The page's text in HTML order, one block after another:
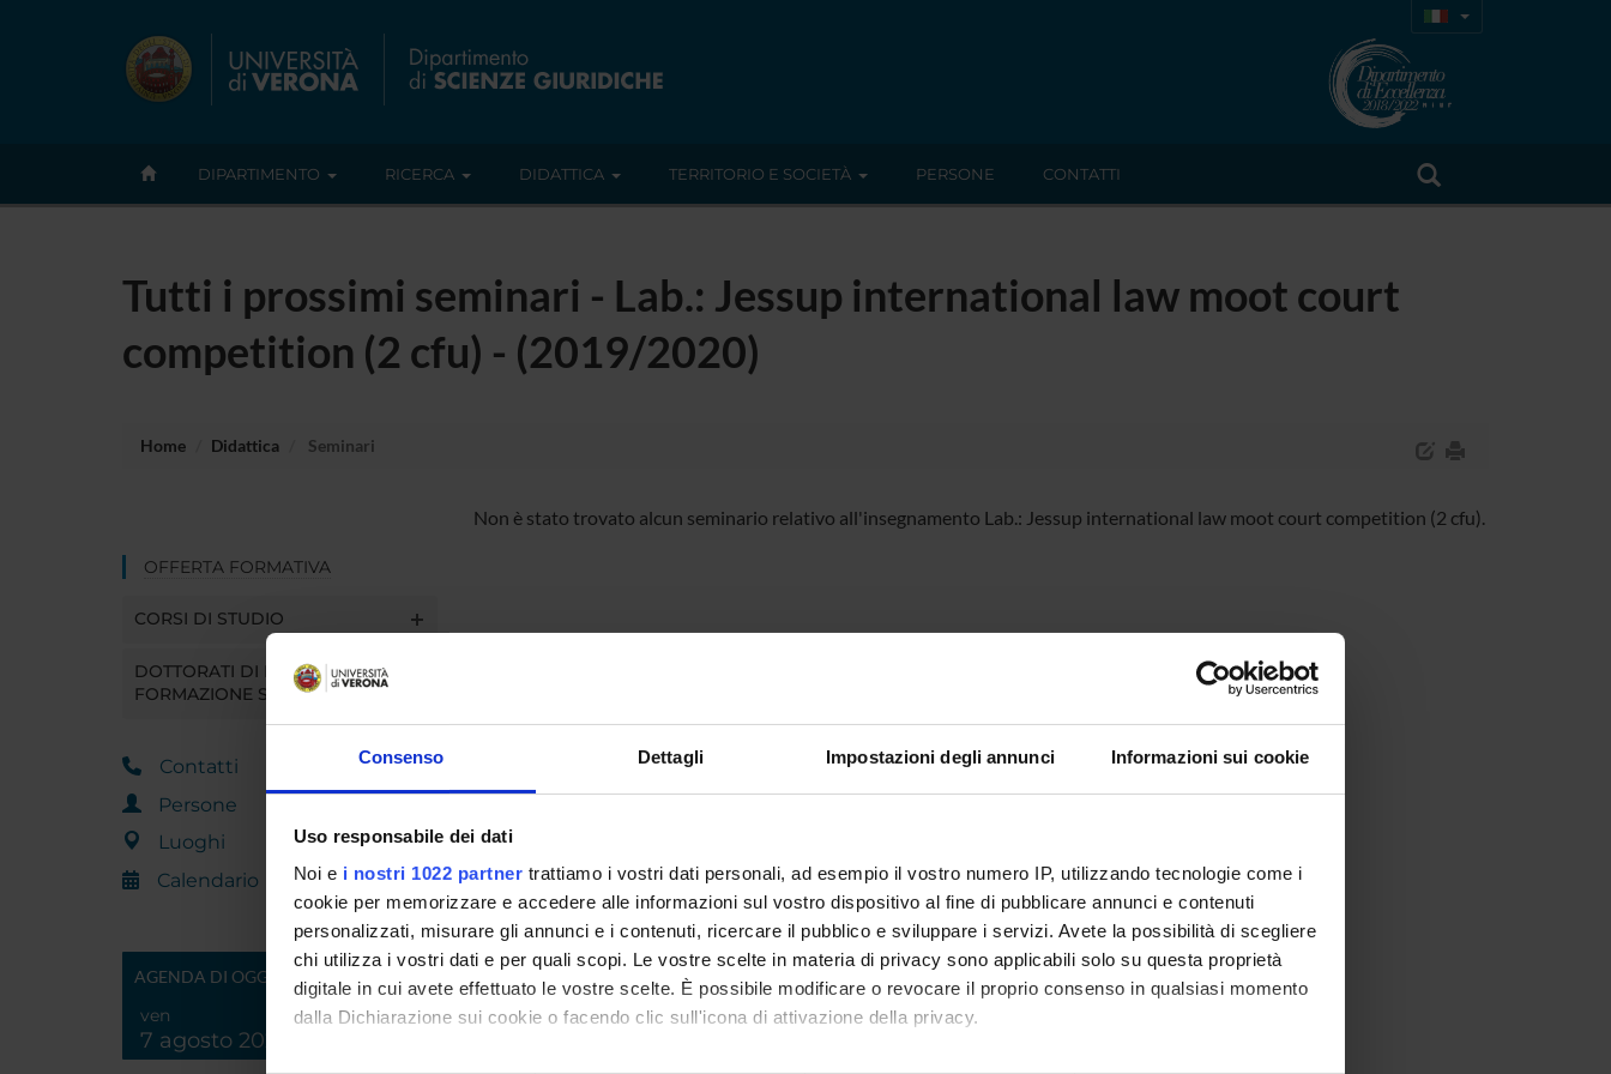
Consenso Dettagli Impostazioni degli annunci Informazioni sui cookie
Uso responsabile dei dati
Noi e i nostri 1022 partner trattiamo i vostri dati personali, ad esempio il vostro numero IP, utilizzando tecnologie come i
cookie per memorizzare e accedere alle informazioni sul vostro dispositivo al fine di pubblicare annunci e contenuti
personalizzati, misurare gli annunci e i contenuti, ricercare il pubblico e sviluppare i servizi. Avete la possibilità di scegliere
chi utilizza i vostri dati e per quali scopi. Le vostre scelte in materia di privacy sono applicabili solo su questa proprietà
digitale in cui avete effettuato le vostre scelte. È possibile modificare o revocare il proprio consenso in qualsiasi momento
dalla Dichiarazione sui cookie o facendo clic sull'icona di attivazione della privacy.
DIPARTIMENTO RICERCA DIDATTICA TERRITORIO E SOCIETÀ PERSONE CONTATTI
Tutti i prossimi seminari - Lab.: Jessup international law moot court
competition (2 cfu) - (2019/2020)
Home Didattica Seminari
OFFERTA FORMATIVA
CORSI DI STUDIO
DOTTORATI DI RICERCA E
FORMAZIONE SUPERIORE
Contatti
Persone
Luoghi
Calendario
AGENDA DI OGGI
ven
7 agosto 2026
Non è stato trovato alcun seminario relativo all'insegnamento Lab.: Jessup international law moot court competition (2 cfu).